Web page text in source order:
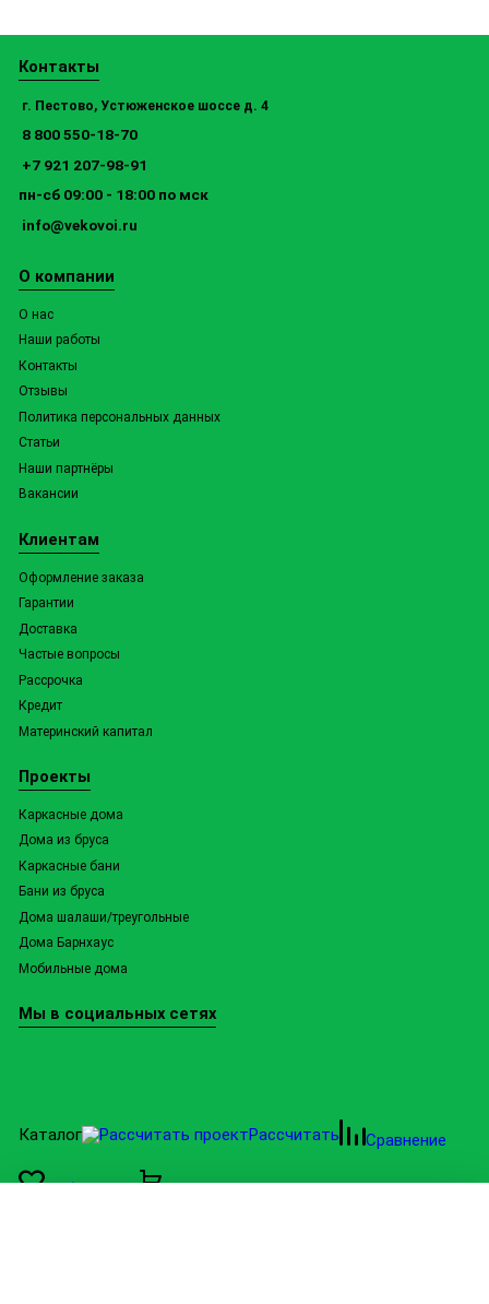
Контакты
г. Пестово, Устюженское шоссе д. 4
8 800 550-18-70
+7 921 207-98-91
пн-сб 09:00 - 18:00 по мск
info@vekovoi.ru
О компании
О нас
Наши работы
Контакты
Отзывы
Политика персональных данных
Статьи
Наши партнёры
Вакансии
Клиентам
Оформление заказа
Гарантии
Доставка
Частые вопросы
Рассрочка
Кредит
Материнский капитал
Проекты
Каркасные дома
Дома из бруса
Каркасные бани
Бани из бруса
Дома шалаши/треугольные
Дома Барнхаус
Мобильные дома
Мы в социальных сетях
Каталог Рассчитать Сравнение
Избранное0 Корзина